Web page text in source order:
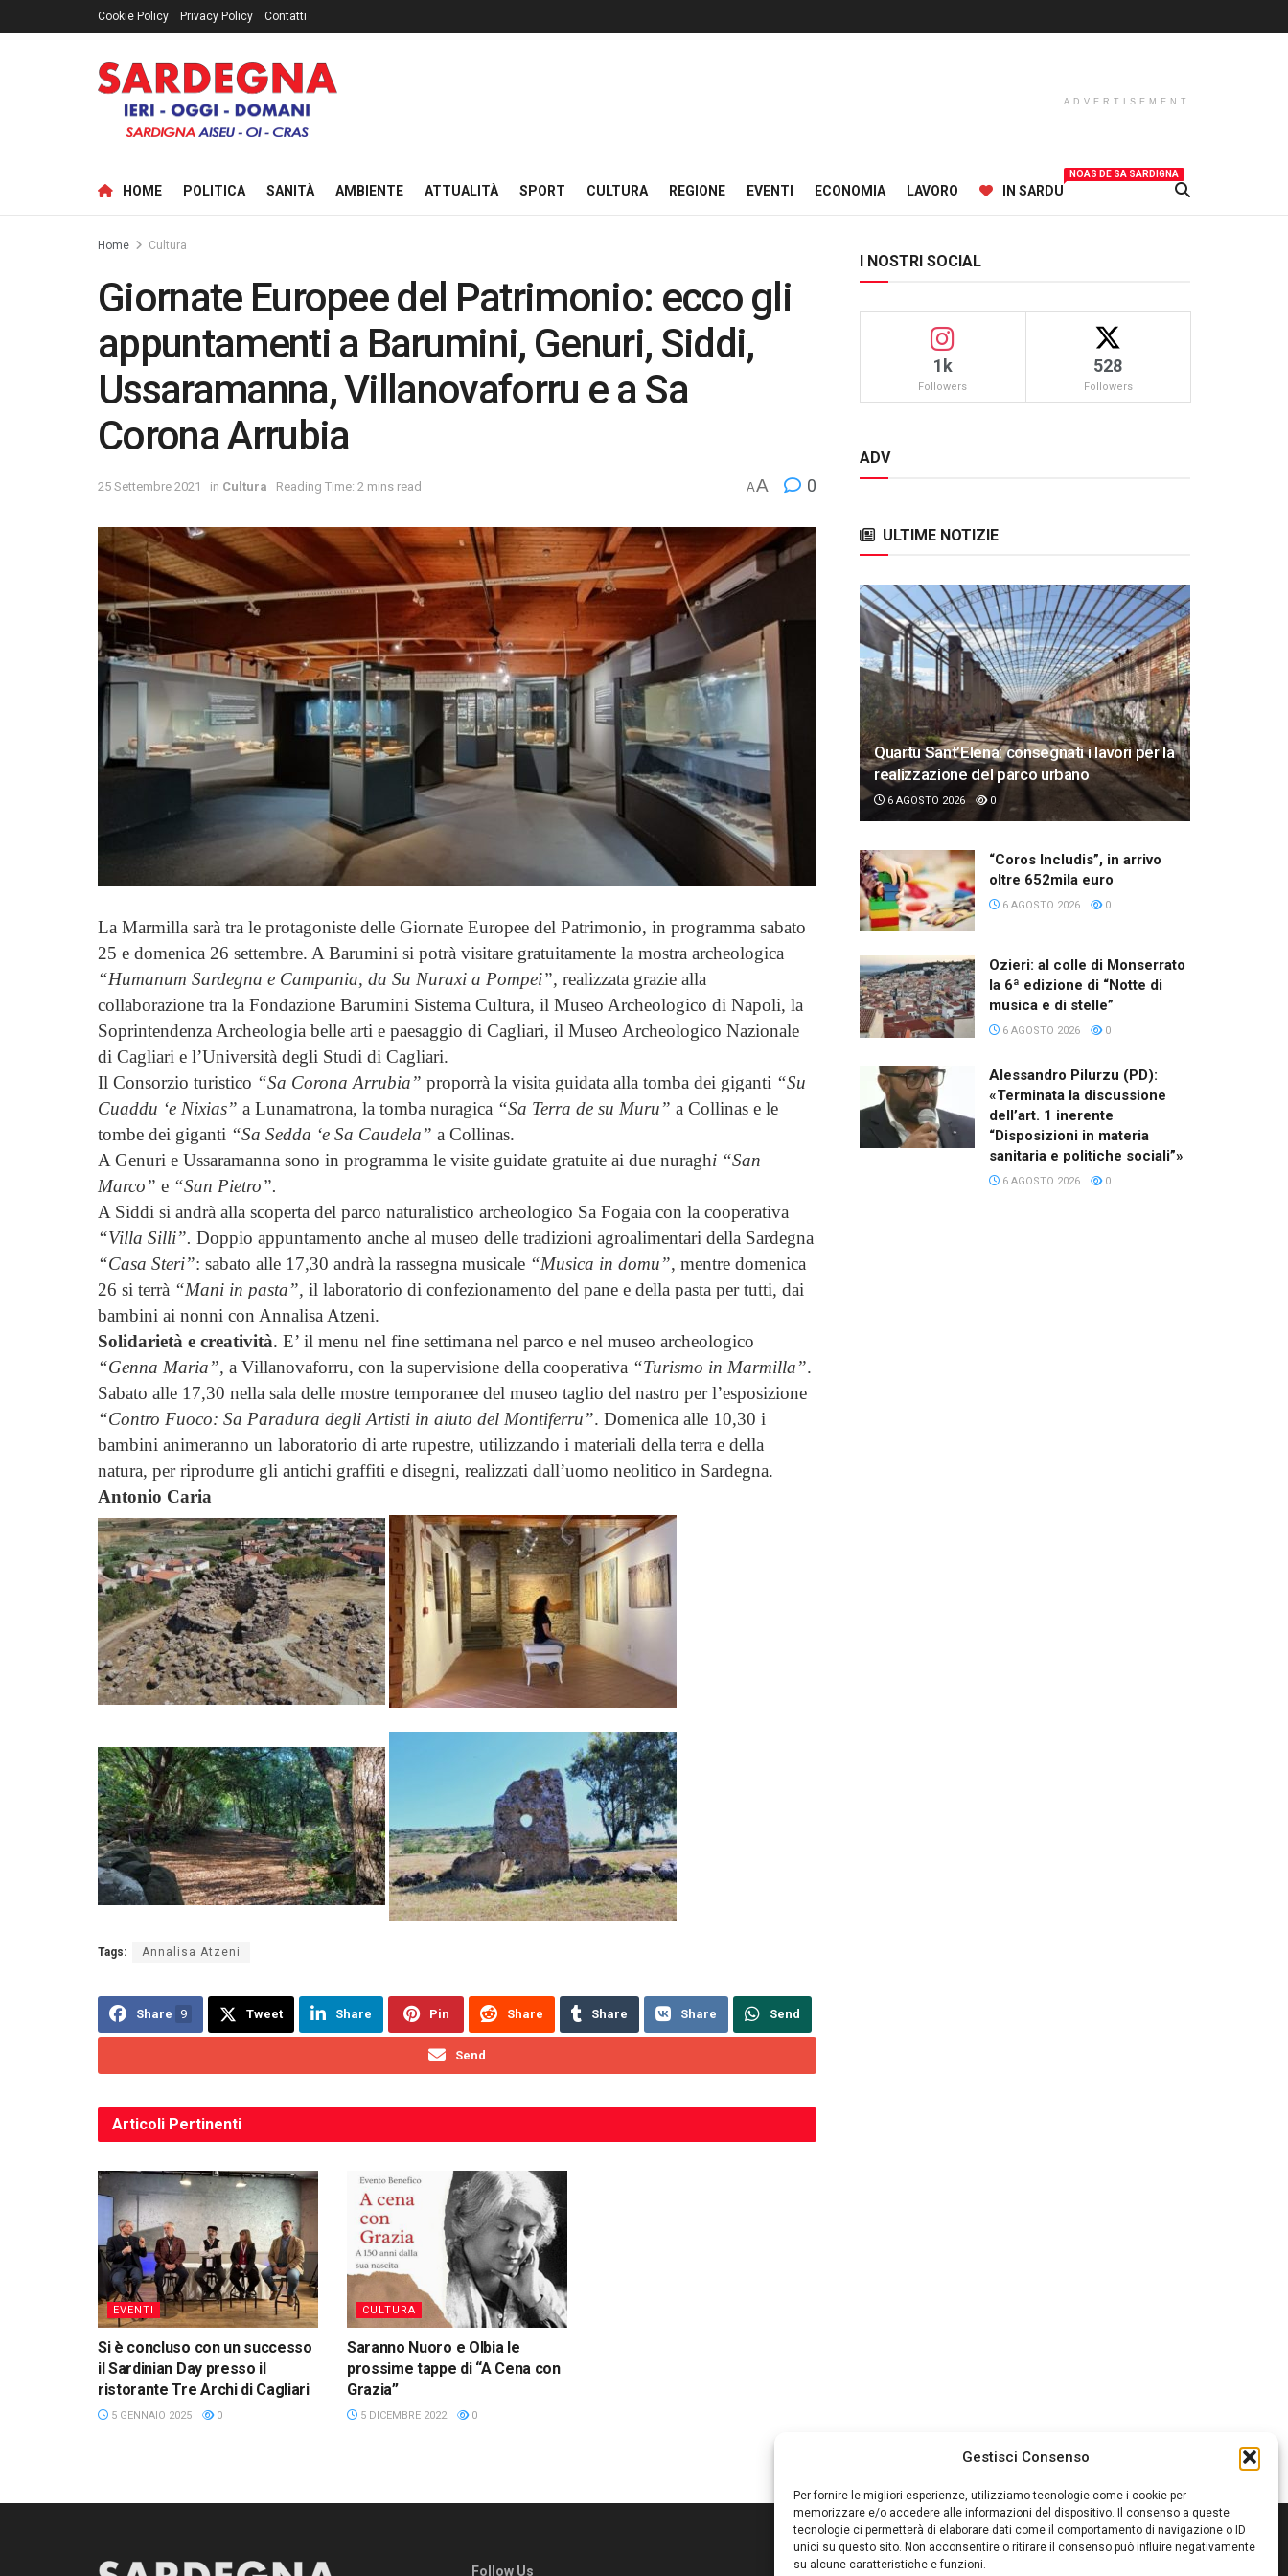
Gestisci Consenso
Per fornire le migliori esperienze, utilizziamo tecnologie come i cookie per
memorizzare e/o accedere alle informazioni del dispositivo. Il consenso a queste
tecnologie ci permetterà di elaborare dati come il comportamento di navigazione o ID
unici su questo sito. Non acconsentire o ritirare il consenso può influire negativamente
su alcune caratteristiche e funzioni.
Cookie Policy Privacy Policy Contatti
ADVERTISEMENT
HOME POLITICA SANITÀ AMBIENTE ATTUALITÀ SPORT CULTURA REGIONE EVENTI ECONOMIA LAVORO IN SARDU
NOAS DE SA SARDIGNA
Home Cultura
Giornate Europee del Patrimonio: ecco gli
appuntamenti a Barumini, Genuri, Siddi,
Ussaramanna, Villanovaforru e a Sa
Corona Arrubia
25 Settembre 2021 in Cultura Reading Time: 2 mins read AA 0
La Marmilla sarà tra le protagoniste delle Giornate Europee del Patrimonio, in programma sabato
25 e domenica 26 settembre. A Barumini si potrà visitare gratuitamente la mostra archeologica
“Humanum Sardegna e Campania, da Su Nuraxi a Pompei”, realizzata grazie alla
collaborazione tra la Fondazione Barumini Sistema Cultura, il Museo Archeologico di Napoli, la
Soprintendenza Archeologia belle arti e paesaggio di Cagliari, il Museo Archeologico Nazionale
di Cagliari e l’Università degli Studi di Cagliari.
Il Consorzio turistico “Sa Corona Arrubia” proporrà la visita guidata alla tomba dei giganti “Su
Cuaddu ‘e Nixias” a Lunamatrona, la tomba nuragica “Sa Terra de su Muru” a Collinas e le
tombe dei giganti “Sa Sedda ‘e Sa Caudela” a Collinas.
A Genuri e Ussaramanna sono in programma le visite guidate gratuite ai due nuraghi “San
Marco” e “San Pietro”.
A Siddi si andrà alla scoperta del parco naturalistico archeologico Sa Fogaia con la cooperativa
“Villa Silli”. Doppio appuntamento anche al museo delle tradizioni agroalimentari della Sardegna
“Casa Steri”: sabato alle 17,30 andrà la rassegna musicale “Musica in domu”, mentre domenica
26 si terrà “Mani in pasta”, il laboratorio di confezionamento del pane e della pasta per tutti, dai
bambini ai nonni con Annalisa Atzeni.
Solidarietà e creatività. E’ il menu nel fine settimana nel parco e nel museo archeologico
“Genna Maria”, a Villanovaforru, con la supervisione della cooperativa “Turismo in Marmilla”.
Sabato alle 17,30 nella sala delle mostre temporanee del museo taglio del nastro per l’esposizione
“Contro Fuoco: Sa Paradura degli Artisti in aiuto del Montiferru”. Domenica alle 10,30 i
bambini animeranno un laboratorio di arte rupestre, utilizzando i materiali della terra e della
natura, per riprodurre gli antichi graffiti e disegni, realizzati dall’uomo neolitico in Sardegna.
Antonio Caria
Tags: Annalisa Atzeni
Share 9 Tweet Share Pin Share Share Share Send
Send
Articoli Pertinenti
EVENTI
Si è concluso con un successo
il Sardinian Day presso il
ristorante Tre Archi di Cagliari
5 GENNAIO 2025 0
CULTURA
Saranno Nuoro e Olbia le
prossime tappe di “A Cena con
Grazia”
5 DICEMBRE 2022 0
I NOSTRI SOCIAL
1k
Followers
528
Followers
ADV
ULTIME NOTIZIE
Quartu Sant’Elena: consegnati i lavori per la
realizzazione del parco urbano
6 AGOSTO 2026 0
“Coros Includis”, in arrivo
oltre 652mila euro
6 AGOSTO 2026 0
Ozieri: al colle di Monserrato
la 6ª edizione di “Notte di
musica e di stelle”
6 AGOSTO 2026 0
Alessandro Pilurzu (PD):
«Terminata la discussione
dell’art. 1 inerente
“Disposizioni in materia
sanitaria e politiche sociali”»
6 AGOSTO 2026 0
Follow Us Editore:Giampaolo Cirronis Ditta individuale